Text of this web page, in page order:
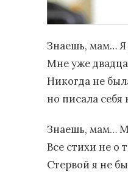
Знаешь, мам… Я
Мне уже
Никогда не
но писала
Знаешь, мам…
Все стихи не о
Стервой я не